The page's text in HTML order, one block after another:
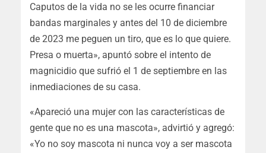
Caputos de la vida no se les ocurre financiar
bandas marginales y antes del 10 de diciembre
de 2023 me peguen un tiro, que es lo que quiere.
Presa o muerta», apuntó sobre el intento de
magnicidio que sufrió el 1 de septiembre en las
inmediaciones de su casa.
«Apareció una mujer con las características de
gente que no es una mascota», advirtió y agregó:
«Yo no soy mascota ni nunca voy a ser mascota